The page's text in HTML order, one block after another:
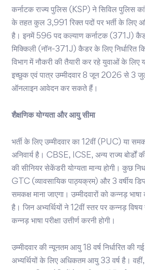
कर्नाटक राज्य पुलिस (KSP) ने सिविल पुलिस
के तहत कुल 3,991 रिक्त पदों पर भर्ती के लिए
है। इनमें 596 पद कल्याण कर्नाटक (371J)
मिक्किली (नॉन-371J) कैडर के लिए निर्धारित
विभाग में नौकरी की तैयारी कर रहे युवाओं के
इच्छुक एवं पात्र उम्मीदवार 8 जून 2026 से 3
ऑनलाइन आवेदन कर सकते हैं।
शैक्षणिक योग्यता और आयु सीमा
भर्ती के लिए उम्मीदवार का 12वीं (PUC) या समकक्ष
अनिवार्य है। CBSE, ICSE, अन्य राज्य बोर्डों
की सीनियर सेकेंडरी योग्यता मान्य होगी। कुछ
GTC (व्यावसायिक पाठ्यक्रम) और 3 वर्षीय
समकक्ष माना जाएगा। उम्मीदवारों को कन्नड़
है। जिन अभ्यर्थियों ने 12वीं स्तर पर कन्नड़ विषय
कन्नड़ भाषा परीक्षा उत्तीर्ण करनी होगी।
उम्मीदवार की न्यूनतम आयु 18 वर्ष निर्धारित की
अभ्यर्थियों के लिए अधिकतम आयु 33 वर्ष है।